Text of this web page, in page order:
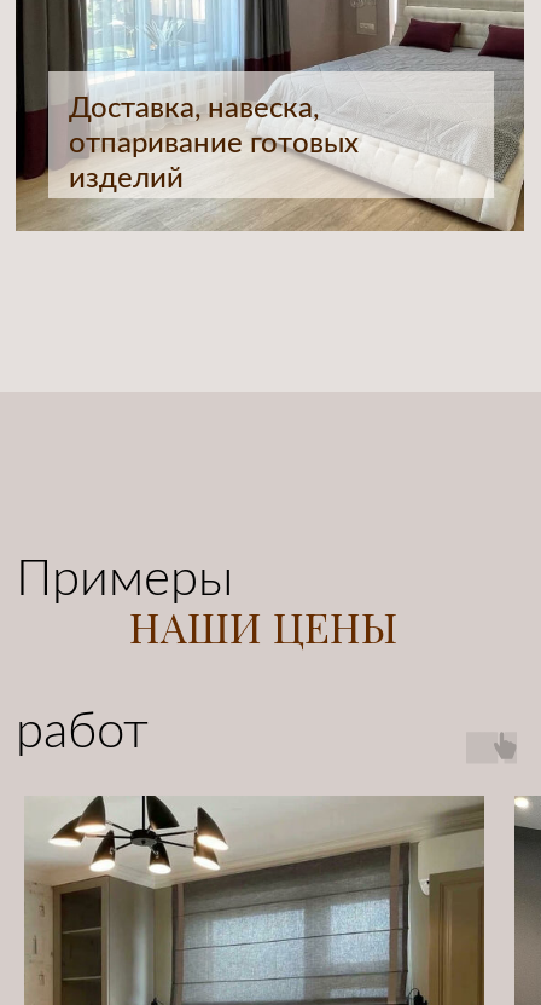
РАБОТЫ С ВАМИ
01
ВСТРЕЧА НА ОБЪЕКТЕ
Дизайнер приедет к вам с каталогами
тканей, ответит на все ваши вопросы и
ДИЗАЙН-ПРОЕКТ
Подберем несколько вариантов штор
для вашего интерьера, чтобы вы смогли
выбрать самый лучший для вас